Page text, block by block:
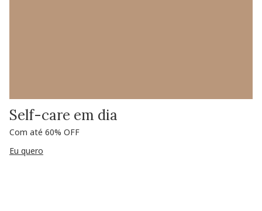
Self-care em dia
Com até 60% OFF
Eu quero